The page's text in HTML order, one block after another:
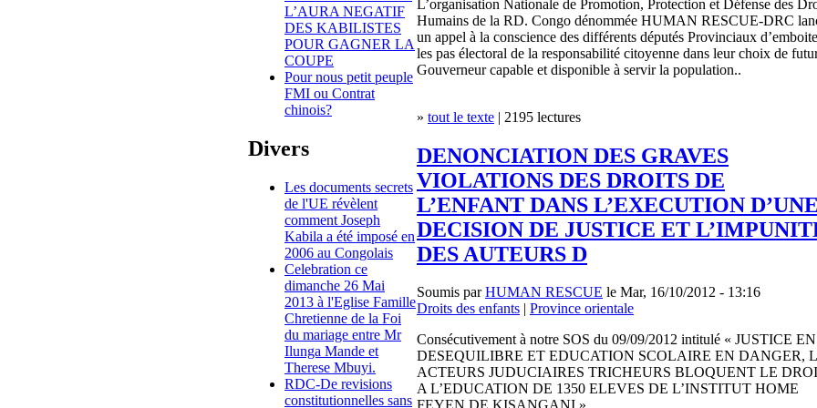
L’AURA NEGATIF
DES KABILISTES
POUR GAGNER LA
COUPE
Pour nous petit peuple
FMI ou Contrat
chinois?
Divers
Les documents secrets
de l'UE révèlent
comment Joseph
Kabila a été imposé en
2006 au Congolais
Celebration ce
dimanche 26 Mai
2013 à l'Eglise Famille
Chretienne de la Foi
du mariage entre Mr
Ilunga Mande et
Therese Mbuyi.
RDC-De revisions
constitutionnelles sans
L’organisation Nationale de Promotion, Protection et Défense des
Humains de la RD. Congo dénommée HUMAN RESCUE-DRC
un appel à la conscience des différents députés Provinciaux
les pas électoral de la responsabilité citoyenne dans leur choix de
Gouverneur capable et disponible à servir la population..
» tout le texte | 2195 lectures
DENONCIATION DES GRAVES
VIOLATIONS DES DROITS DE
L’ENFANT DANS L’EXECUTION D’UNE
DECISION DE JUSTICE ET
DES AUTEURS D
Soumis parHUMAN RESCUE le Mar, 16/10/2012 - 13:16
Droits des enfants
Province orientale
Consécutivement à notre SOS du 09/09/2012 intitulé « JUSTICE EN
DESEQUILIBRE ET EDUCATION SCOLAIRE EN DANGER,
ACTEURS JUDUCIAIRES TRICHEURS BLOQUENT LE
A L’EDUCATION DE 1350 ELEVES DE L’INSTITUT HOME